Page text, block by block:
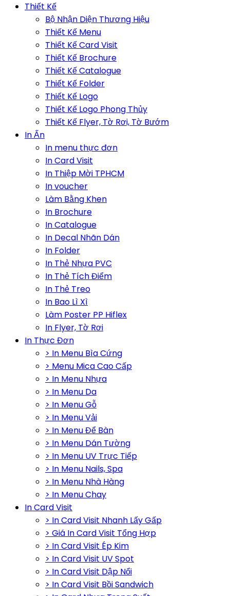
Thiết Kế
Bộ Nhận Diện Thương Hiệu
Thiết Kế Menu
Thiết Kế Card Visit
Thiết Kế Brochure
Thiết Kế Catalogue
Thiết Kế Folder
Thiết Kế Logo
Thiết Kế Logo Phong Thủy
Thiết Kế Flyer, Tờ Rơi, Tờ Bướm
In Ấn
In menu thực đơn
In Card Visit
In Thiệp Mời TPHCM
In voucher
Làm Bằng Khen
In Brochure
In Catalogue
In Decal Nhãn Dán
In Folder
In Thẻ Nhựa PVC
In Thẻ Tích Điểm
In Thẻ Treo
In Bao Lì Xì
Làm Poster PP Hiflex
In Flyer, Tờ Rơi
In Thực Đơn
> In Menu Bìa Cứng
> Menu Mica Cao Cấp
> In Menu Nhựa
> In Menu Da
> In Menu Gỗ
> In Menu Vải
> In Menu Để Bàn
> In Menu Dán Tường
> In Menu UV Trực Tiếp
> In Menu Nails, Spa
> In Menu Nhà Hàng
> In Menu Chay
In Card Visit
> In Card Visit Nhanh Lấy Gấp
> Giá In Card Visit Tổng Hợp
> In Card Visit Ép Kim
> In Card Visit UV Spot
> In Card Visit Dập Nổi
> In Card Visit Bồi Sandwich